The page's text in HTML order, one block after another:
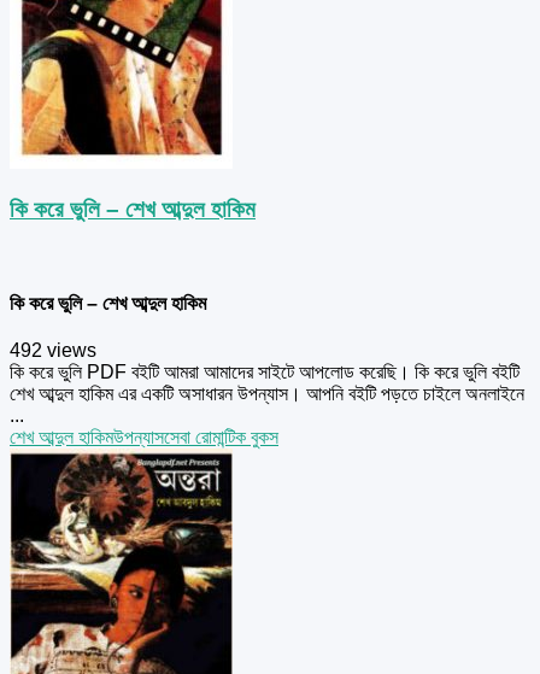
কি করে ভুলি – শেখ আব্দুল হাকিম
কি করে ভুলি – শেখ আব্দুল হাকিম
492 views
কি করে ভুলি PDF বইটি আমরা আমাদের সাইটে আপলোড করেছি। কি করে ভুলি বইটি
শেখ আব্দুল হাকিম এর একটি অসাধারন উপন্যাস। আপনি বইটি পড়তে চাইলে অনলাইনে
...
শেখ আব্দুল হাকিমউপন্যাসসেবা রোমান্টিক বুকস